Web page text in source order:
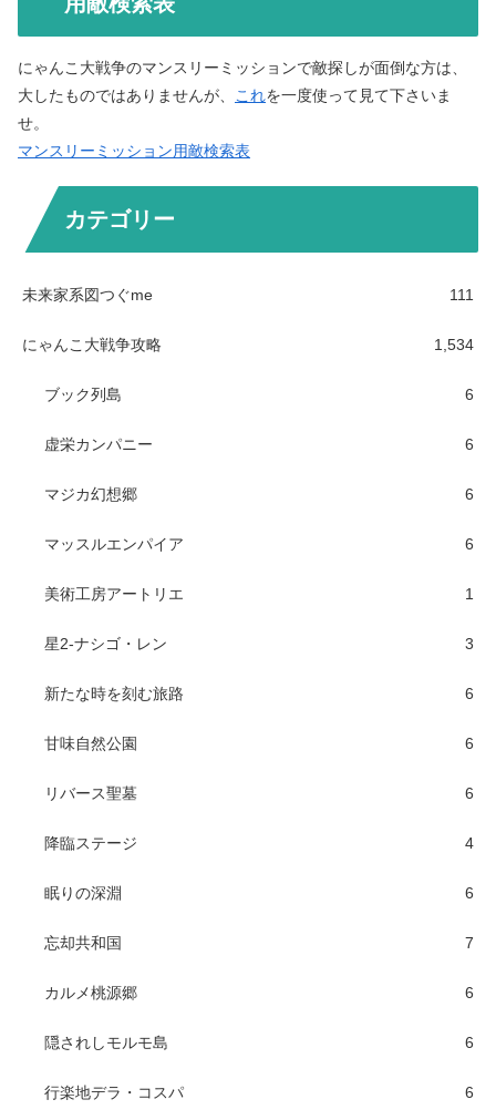
にゃんこ大戦争のマンスリーミッションで敵探しが面倒な方は、
大したものではありませんが、
これを一度使って見て下さいま
せ。
マンスリーミッション用敵検索表
カテゴリー
未来家系図つぐme 111
にゃんこ大戦争攻略 1,534
ブック列島 6
虚栄カンパニー 6
マジカ幻想郷 6
マッスルエンパイア 6
美術工房アートリエ 1
星2-ナシゴ・レン 3
新たな時を刻む旅路 6
甘味自然公園 6
リバース聖墓 6
降臨ステージ 4
眠りの深淵 6
忘却共和国 7
カルメ桃源郷 6
隠されしモルモ島 6
行楽地デラ・コスパ 6